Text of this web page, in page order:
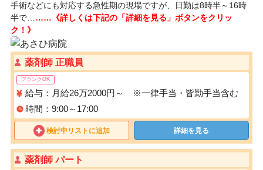
手術などにも対応する急性期の現場ですが、日勤は8時半～16時
半で… ……《詳しくは下記の「詳細を見る」ボタンをクリッ
ク！》
薬剤師 正職員
ブランクOK
給与：月給26万2000円～ ※一律手当・皆勤手当含む
時間：9:00～17:00
検討中リストに追加 詳細を見る
薬剤師 パート